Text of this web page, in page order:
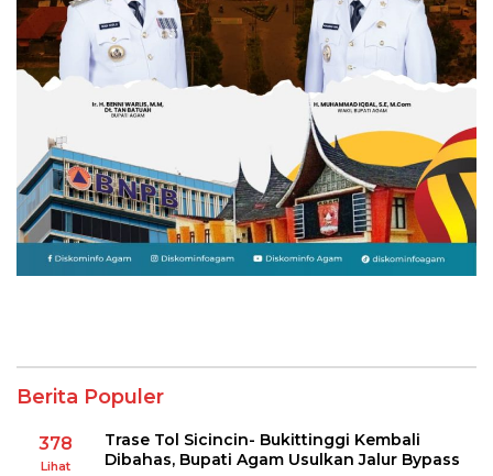
Berita Populer
378
Lihat
Trase Tol Sicincin- Bukittinggi Kembali
Dibahas, Bupati Agam Usulkan Jalur Bypass